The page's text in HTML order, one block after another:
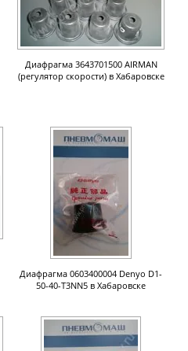
Диафрагма 3643701500 AIRMAN
(регулятор скорости) в Хабаровске
Диафрагма 0603400004 Denyo D1-
50-40-T3NN5 в Хабаровске